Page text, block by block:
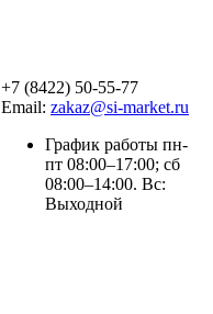
+7 (8422) 50-55-77
Email: zakaz@si-market.ru
График работы пн-
пт 08:00–17:00; сб
08:00–14:00. Вс:
Выходной